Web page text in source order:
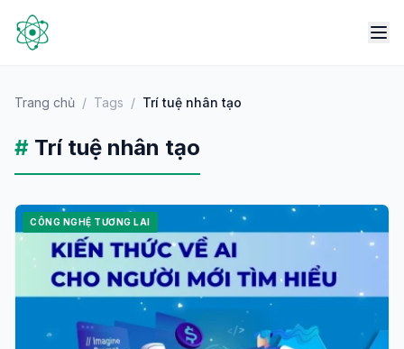
Trang chủ / Tags / Trí tuệ nhân tạo
# Trí tuệ nhân tạo
CÔNG NGHỆ TƯƠNG LAI